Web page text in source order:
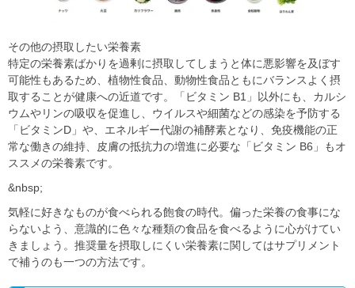
その他の摂取したい栄養素
特定の栄養素ばかりを過剰に摂取してしまうと体に悪影響を及ぼす
可能性もあるため、植物性⾷品、動物性⾷品ともにバランスよく摂
取することが健康への近道です。「ビタミン B1」以外にも、カルシ
ウムやリンの吸収を促進し、ウイルスや細菌などの感染を予防する
「ビタミンD」や、エネルギー代謝の補酵素となり、免疫機能の正
常な働きの維持、⽪膚の抵抗⼒の増進に必要な「ビタミン B6」もオ
ススメの栄養素です。
&nbsp;
気軽に好きなものが食べられる飽食の時代。偏った栄養の食事にな
らないよう、意識的に色々な種類の食品を食べるように心がけてい
きましょう。推奨量を摂取しにくい栄養素に関してはサプリメント
で補うのも⼀つの⽅法です。